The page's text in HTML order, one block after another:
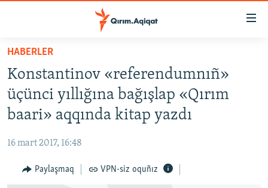
Esas
qaytmaq
Baş
navigatsiyağa
qaytmaq
Qıdıruvğa
İQTİSADİYAT
MEDENİYET
İNSAN AQLARI
HABERLER
Konstantinov «referendumnıñ»
üçünci yıllığına bağışlap «Qırım
baari» aqqında kitap yazdı
16 mart 2017, 16:48
Paylaşmaq VPN-siz oquñız